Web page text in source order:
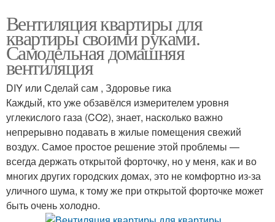
Вентиляция квартиры для
квартиры своими руками.
Самодельная домашняя
вентиляция
DIY или Сделай сам , Здоровье гика
Каждый, кто уже обзавёлся измерителем уровня
углекислого газа (CO2), знает, насколько важно
непрерывно подавать в жилые помещения свежий
воздух. Самое простое решение этой проблемы —
всегда держать открытой форточку, но у меня, как и во
многих других городских домах, это не комфортно из-за
уличного шума, к тому же при открытой форточке может
быть очень холодно.